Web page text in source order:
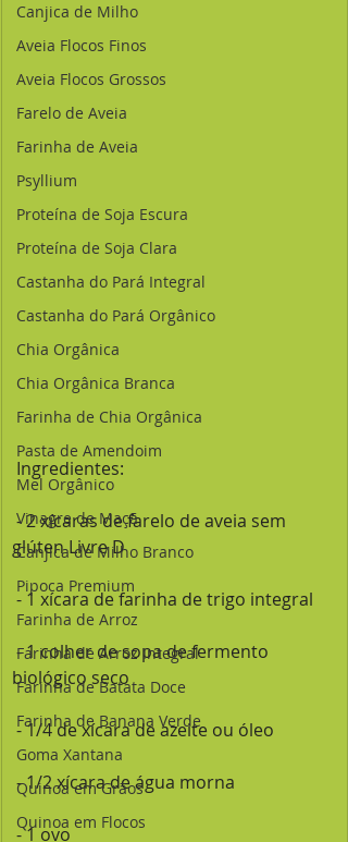
Canjica de Milho
Aveia Flocos Finos
Aveia Flocos Grossos
Farelo de Aveia
Farinha de Aveia
Psyllium
Proteína de Soja Escura
Proteína de Soja Clara
Castanha do Pará Integral
Castanha do Pará Orgânico
Chia Orgânica
Chia Orgânica Branca
Farinha de Chia Orgânica
Pasta de Amendoim
Mel Orgânico
Vinagre de Maçã
Canjica de Milho Branco
Pipoca Premium
Farinha de Arroz
Farinha de Arroz Integral
Farinha de Batata Doce
Farinha de Banana Verde
Goma Xantana
Quinoa em Grãos
Quinoa em Flocos
Ingredientes:
glúten Livre D
- 1 xícara de farinha de trigo integral
biológico seco
- 1/4 de xícara de azeite ou óleo
- 1/2 xícara de água morna
- 1 ovo